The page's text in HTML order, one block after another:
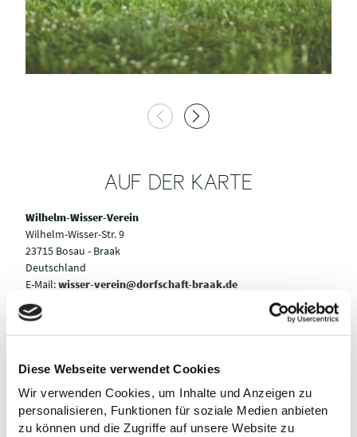
Diese Webseite verwendet Cookies
Wir verwenden Cookies, um Inhalte und Anzeigen zu
personalisieren, Funktionen für soziale Medien anbieten
zu können und die Zugriffe auf unsere Website zu
AUF DER KARTE
Wilhelm-Wisser-Verein
Wilhelm-Wisser-Str. 9
23715 Bosau - Braak
Deutschland
E-Mail:wisser-verein@dorfschaft-braak.de
Webseite: